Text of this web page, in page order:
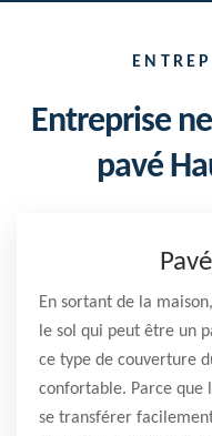
Entreprise
pavé
En sortant de la
le sol qui peut être un
ce type de couverture
confortable. Parce que
se transférer